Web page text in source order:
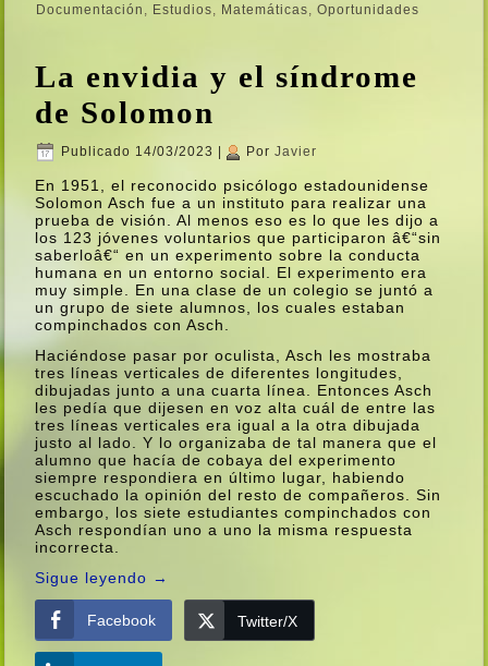
Documentación
Estudios Matemáticas ,Oportunidades
La envidia y el sí­ndrome
de Solomon
Publicado 14/03/2023 | Por Javier
En 1951, el reconocido psicólogo estadounidense
Solomon Asch fue a un instituto para realizar una
prueba de visión. Al menos eso es lo que les dijo a
los 123 jóvenes voluntarios que participaron â€“sin
saberloâ€“ en un experimento sobre la conducta
humana en un entorno social. El experimento era
muy simple. En una clase de un colegio se juntó a
un grupo de siete alumnos, los cuales estaban
compinchados con Asch.
Haciéndose pasar por oculista, Asch les mostraba
tres lí­neas verticales de diferentes longitudes,
dibujadas junto a una cuarta lí­nea. Entonces Asch
les pedí­a que dijesen en voz alta cuál de entre las
tres lí­neas verticales era igual a la otra dibujada
justo al lado. Y lo organizaba de tal manera que el
alumno que hací­a de cobaya del experimento
siempre respondiera en último lugar, habiendo
escuchado la opinión del resto de compañeros. Sin
embargo, los siete estudiantes compinchados con
Asch respondí­an uno a uno la misma respuesta
incorrecta.
Sigue leyendo →
Facebook Twitter/X